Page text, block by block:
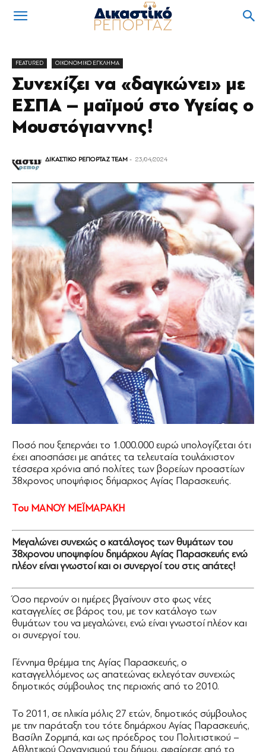
FEATURED OIKONOMIKO ΕΓΚΛΗΜΑ
Συνεχίζει να «δαγκώνει» με
ΕΣΠΑ – μαϊμού στο Υγείας ο
Μουστόγιαννης!
ΔΙΚΑΣΤΙΚΟ ΡΕΠΟΡΤΑΖ TEAM - 23/04/2024
Ποσό που ξεπερνάει το 1.000.000 ευρώ υπολογίζεται ότι
έχει αποσπάσει με απάτες τα τελευταία τουλάχιστον
τέσσερα χρόνια από πολίτες των βορείων προαστίων
38χρονος υποψήφιος δήμαρχος Αγίας Παρασκευής.
Του ΜΑΝΟΥ ΜΕΪΜΑΡΑΚΗ
Μεγαλώνει συνεχώς ο κατάλογος των θυμάτων του
38χρονου υποψηφίου δημάρχου Αγίας Παρασκευής ενώ
πλέον είναι γνωστοί και οι συνεργοί του στις απάτες!
Όσο περνούν οι ημέρες βγαίνουν στο φως νέες
καταγγελίες σε βάρος του, με τον κατάλογο των
θυμάτων του να μεγαλώνει, ενώ είναι γνωστοί πλέον και
οι συνεργοί του.
Γέννημα θρέμμα της Αγίας Παρασκευής, ο
καταγγελλόμενος ως απατεώνας εκλεγόταν συνεχώς
δημοτικός σύμβουλος της περιοχής από το 2010.
Το 2011, σε ηλικία μόλις 27 ετών, δημοτικός σύμβουλος
με την παράταξη του τότε δημάρχου Αγίας Παρασκευής,
Βασίλη Ζορμπά, και ως πρόεδρος του Πολιτιστικού –
Αθλητικού Οργανισμού του δήμου, αφαίρεσε από το